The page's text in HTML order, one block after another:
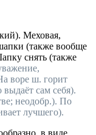
Меховая,
(также вообще
снять (также
воре ш. горит
сам себя).
неодобр.). По
лучшего).